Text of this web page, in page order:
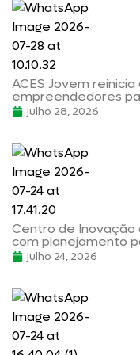
ACES Jovem
empreendedores
julho 28, 2026
Centro de Inovação
com planejamento
julho 24, 2026